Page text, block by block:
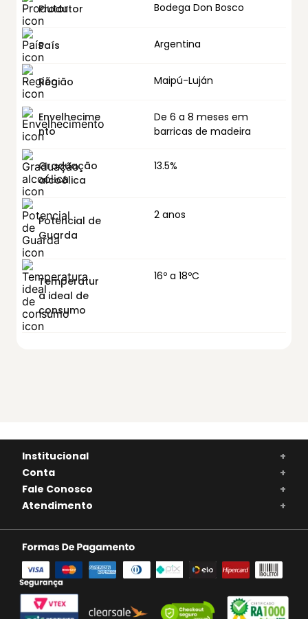
Produtor Bodega Don Bosco
País Argentina
Região Maipú-Luján
Envelhecime
nto
De 6 a 8 meses em
barricas de madeira
Graduação
alcoólica
13.5%
Potencial de
Guarda
2 anos
Temperatur
a ideal de
consumo
16º a 18ºC
Institucional
+
Conta
+
Fale Conosco
+
Atendimento
+